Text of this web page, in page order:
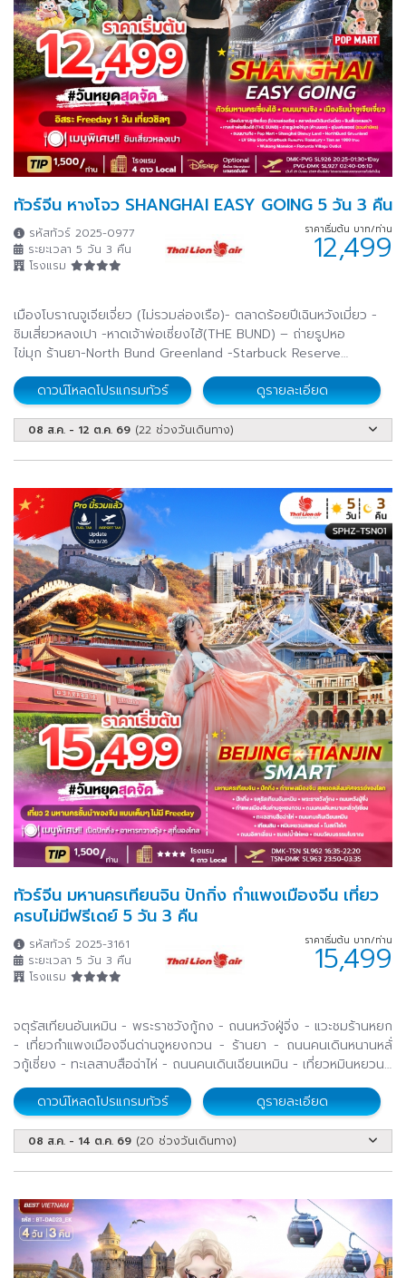
ทัวร์จีน หางโจว SHANGHAI EASY GOING 5 วัน 3 คืน
รหัสทัวร์ 2025-0977
ระยะเวลา 5 วัน 3 คืน
โรงแรม
ราคาเริ่มต้น บาท/ท่าน
12,499
เมืองโบราณจูเจียเจี่ยว (ไม่รวมล่องเรือ)- ตลาดร้อยปีเฉินหวังเมี่ยว -
ชิมเสี่ยวหลงเปา -หาดเจ้าพ่อเซี่ยงไฮ้(THE BUND) – ถ่ายรูปหอ
ไข่มุก ร้านยา-North Bund Greenland -Starbuck Reserve
Roastery - Tian an 1000 tree -ร้านชา/ผ้าไหม- Wukang
Mansion- Florentia Village Outlet
ดาวน์โหลดโปรแกรมทัวร์ ดูรายละเอียด
08 ส.ค. - 12 ต.ค. 69 (22 ช่วงวันเดินทาง)
ทัวร์จีน มหานครเทียนจิน ปักกิ่ง กำแพงเมืองจีน เที่ยว
ครบไม่มีฟรีเดย์ 5 วัน 3 คืน
รหัสทัวร์ 2025-3161
ระยะเวลา 5 วัน 3 คืน
โรงแรม
ราคาเริ่มต้น บาท/ท่าน
15,499
จตุรัสเทียนอันเหมิน - พระราชวังกู้กง - ถนนหวังฝู่จิ่ง - แวะชมร้านหยก
- เที่ยวกำแพงเมืองจีนด่านจูหยงกวน - ร้านยา - ถนนคนเดินหนานหลั่
วกู้เซี่ยง - ทะเลสาบสือฉ่าไห่ - ถนนคนเดินเฉียนเหมิน - เที่ยวหมินหยวนส
แควร์ - โบสถ์ไซไค - ถนนอิตาเลียน - ชมแม่น้ำไห่เหอ (ไม่รวมล่องเรือ) -
ถนนวัฒนธรรมโบราณ
ดาวน์โหลดโปรแกรมทัวร์ ดูรายละเอียด
08 ส.ค. - 14 ต.ค. 69 (20 ช่วงวันเดินทาง)